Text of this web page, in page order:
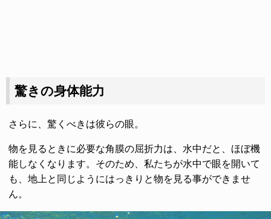
驚きの身体能力
さらに、驚くべきは彼らの眼。
物を見るときに必要な角膜の屈折力は、水中だと、ほぼ機
能しなくなります。そのため、私たちが水中で眼を開いて
も、地上と同じようにはっきりと物を見る事ができませ
ん。